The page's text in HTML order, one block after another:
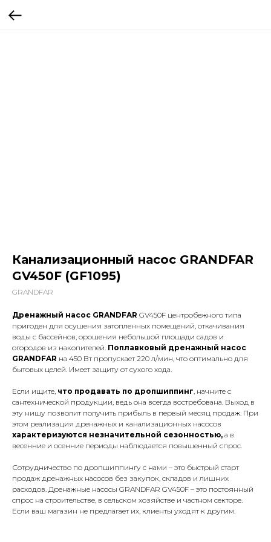
Канализационный насос GRANDFAR
GV450F (GF1095)
GRANDFAR
Дренажный насос GRANDFAR GV450F центробежного типа
пригоден для осушения затопленных помещений, откачивания
воды с бассейнов, орошения небольшой площади садов и
огородов из накопителей. Поплавковый дренажный насос
GRANDFAR на 450 Вт пропускает 220 л/мин, что оптимально для
бытовых целей. Имеет защиту от сухого хода.
Если ищите, что продавать по дропшиппинг, начните с
сантехнической продукции, ведь она всегда востребована. Выход в
эту нишу позволит получить прибыль в первый месяц продаж. При
этом реализация дренажных и канализационных насосов
характеризуются незначительной сезонностью, а в
весенние и осенние периоды наблюдается повышенный спрос.
Сотрудничество по дропшиппингу с нами – это быстрый старт
продаж дренажных насосов без закупок, складов и лишних
расходов. Дренажные насосы GRANDFAR GV450F – это постоянный
спрос на строительстве, в сельском хозяйстве и частном секторе.
Если ваш магазин не предлагает их, клиенты уходят к другим.